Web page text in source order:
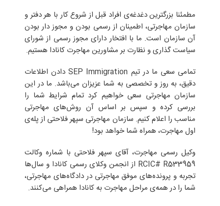
مطمئنا بزرگترین دغدغه‌ی افراد قبل از شروع کار با هر دفتر و
سازمان مهاجرتی، اطمینان از رسمی بودن و مجوز دار بودن
آن سازمان است. ما با افتخار دارای مجوز رسمی از شورای
سیاست گذاری و نظارت بر مشاورین مهاجرت کانادا هستیم.
تمامی سعی ما در تیم SEP Immigration دادن اطلاعات
دقیق، به روز و تخصصی به شما عزیزان می‌باشد. ما در این
سازمان مهاجرتی سعی خواهیم کرد تمام شرایط شما را
بررسی کرده و سپس بر اساس آن روش‌های مهاجرتی
مناسب را اعلام کنیم. سازمان مهاجرتی سپهر فلاحتی از پله‌ی
اول مهاجرت، همراه شما خواهد بود!
وکیل رسمی مهاجرت، آقای سپهر فلاحتی با شماره وکالت
RCIC# R533959 از انجمن وکلای رسمی کانادا و سال‌ها
تجربه و پرونده‌های موفق مهاجرتی در دادگاه‌های مهاجرتی،
شما را در همه‌ی مراحل مهاجرت به کانادا همراهی می‌کنند.